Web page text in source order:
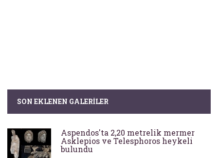
SON EKLENEN GALERILER
Aspendos'ta 2,20 metrelik mermer
Asklepios ve Telesphoros heykeli
bulundu